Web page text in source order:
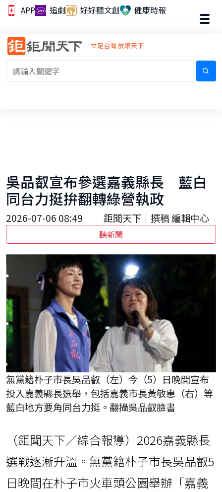
APP 追劇 好好聽文創 健康時報
立足台灣 放眼天下
吳品叡宣布參選嘉義縣長 藍白
同台力挺拚翻轉綠營執政
2026-07-06 08:49 鉅聞天下｜撰稿 編輯中心
聽新聞
無黨籍朴子市長吳品叡（左）今（5）日晚間宣布
投入嘉義縣長選舉，包括嘉義市長黃敏惠（右）等
藍白地方要角同台力挺。翻攝吳品叡臉書
（鉅聞天下／綜合報導）2026嘉義縣長
選戰逐漸升溫。無黨籍朴子市長吳品叡5
日晚間在朴子市火車頭公園舉辦「嘉義